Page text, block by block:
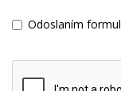
Odoslaním